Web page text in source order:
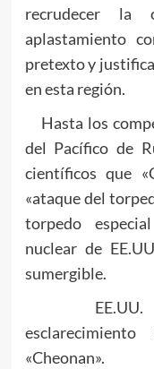
recrudecer la
aplastamiento
pretexto y
en esta región.
Hasta los
del Pacífico de
científicos que
«ataque del
torpedo
nuclear de
sumergible.
EE.UU.
«Cheonan».